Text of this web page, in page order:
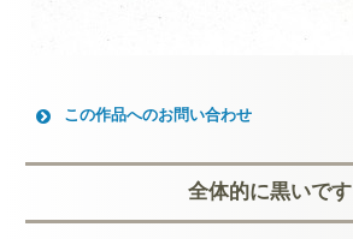
この作品へのお問い合わせ
全体的に黒いです